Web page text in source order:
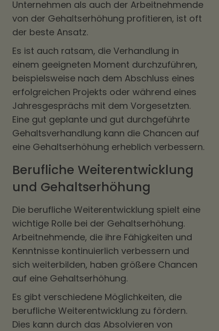
Unternehmen als auch der Arbeitnehmende
von der Gehaltserhöhung profitieren, ist oft
der beste Ansatz.
Es ist auch ratsam, die Verhandlung in
einem geeigneten Moment durchzuführen,
beispielsweise nach dem Abschluss eines
erfolgreichen Projekts oder während eines
Jahresgesprächs mit dem Vorgesetzten.
Eine gut geplante und gut durchgeführte
Gehaltsverhandlung kann die Chancen auf
eine Gehaltserhöhung erheblich verbessern.
Berufliche Weiterentwicklung
und Gehaltserhöhung
Die berufliche Weiterentwicklung spielt eine
wichtige Rolle bei der Gehaltserhöhung.
Arbeitnehmende, die ihre Fähigkeiten und
Kenntnisse kontinuierlich verbessern und
sich weiterbilden, haben größere Chancen
auf eine Gehaltserhöhung.
Es gibt verschiedene Möglichkeiten, die
berufliche Weiterentwicklung zu fördern.
Dies kann durch das Absolvieren von